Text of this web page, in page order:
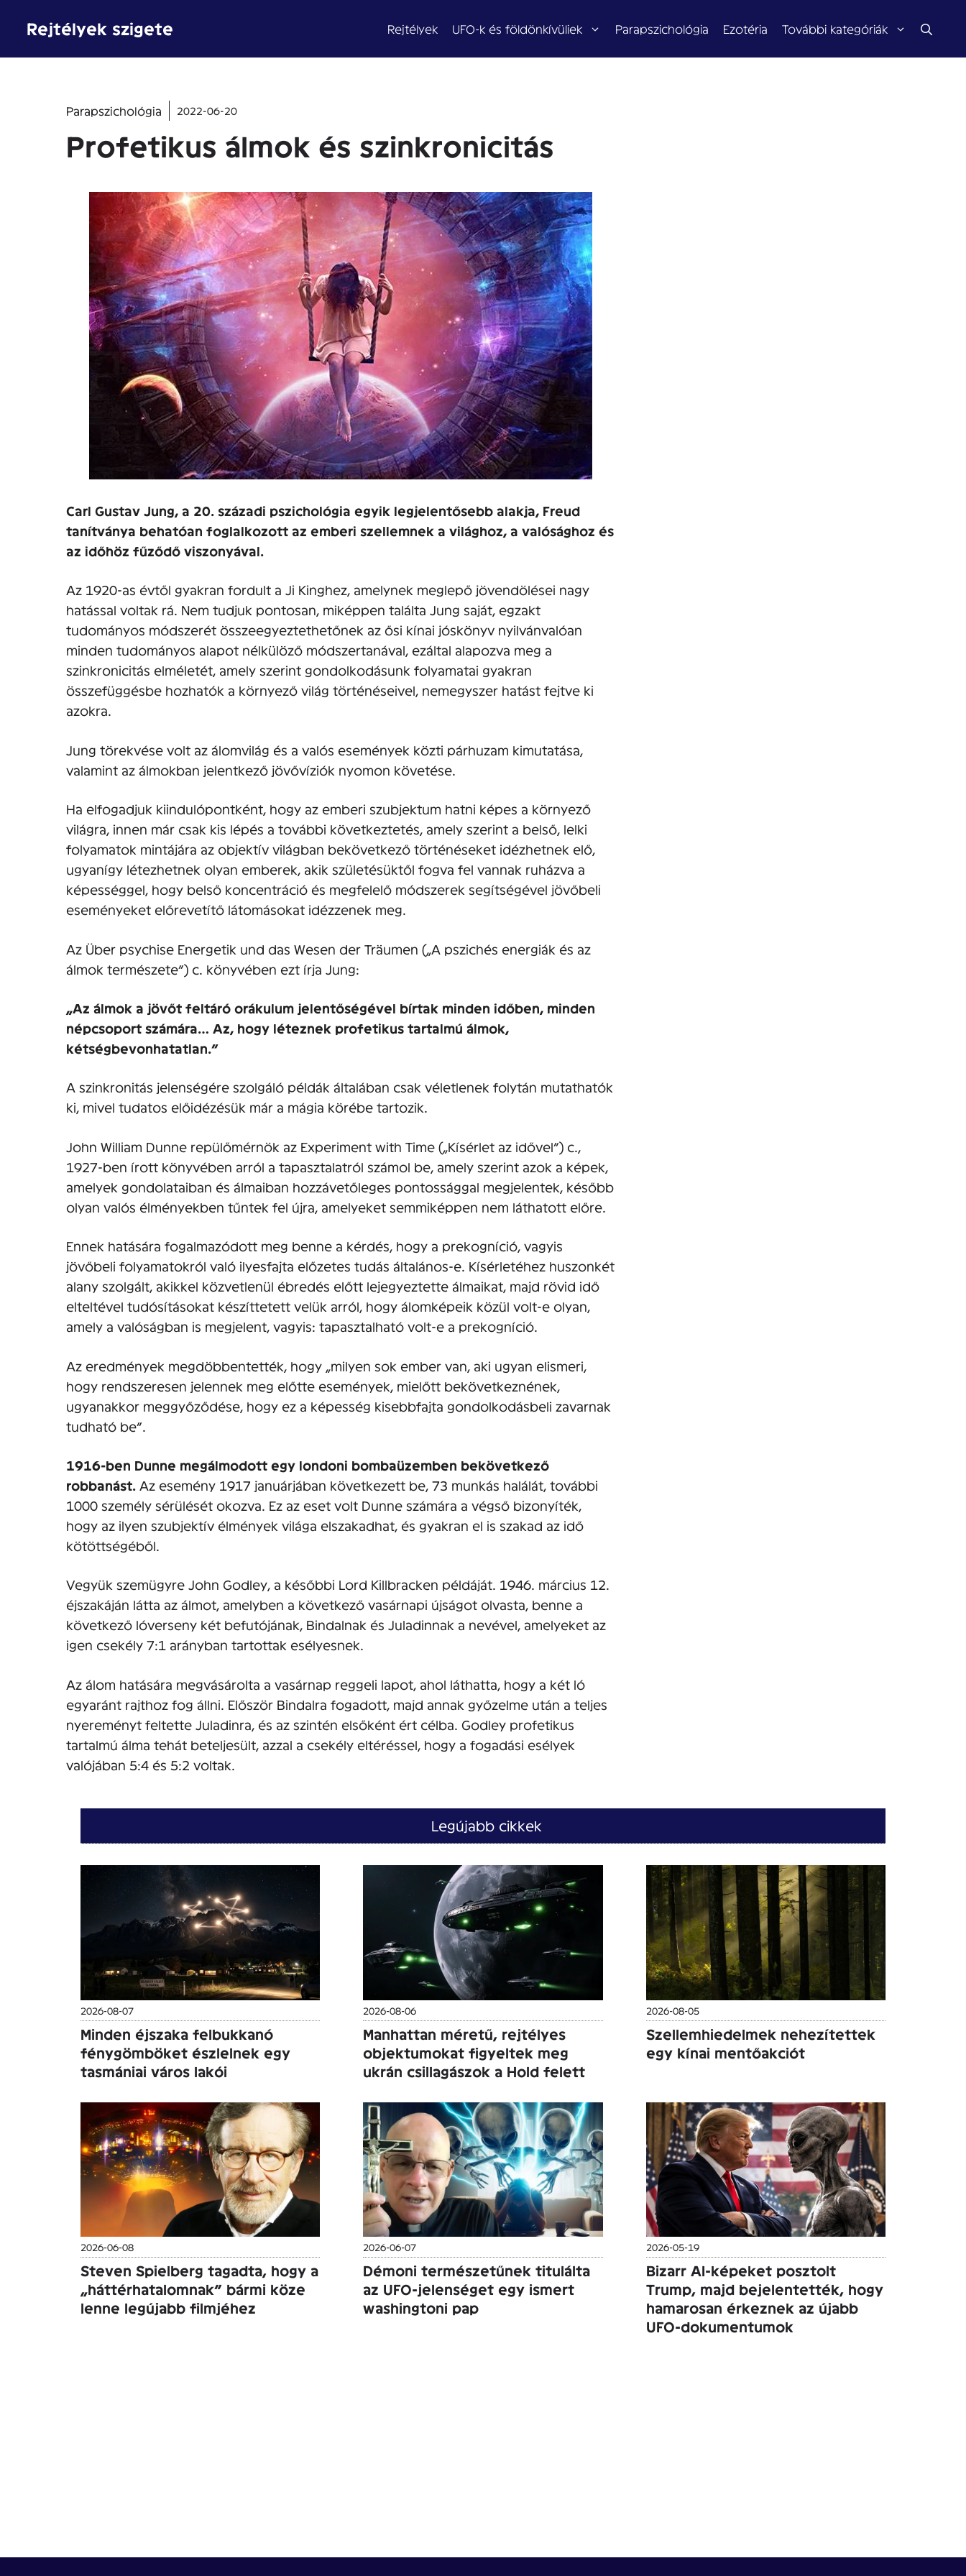
Rejtélyek szigete Rejtélyek UFO-k és földönkívüliek Parapszichológia Ezotéria További kategóriák
Parapszichológia 2022-06-20
Profetikus álmok és szinkronicitás
Carl Gustav Jung, a 20. századi pszichológia egyik legjelentősebb alakja, Freud
tanítványa behatóan foglalkozott az emberi szellemnek a világhoz, a valósághoz és
az időhöz fűződő viszonyával.
Az 1920-as évtől gyakran fordult a Ji Kinghez, amelynek meglepő jövendölései nagy
hatással voltak rá. Nem tudjuk pontosan, miképpen találta Jung saját, egzakt
tudományos módszerét összeegyeztethetőnek az ősi kínai jóskönyv nyilvánvalóan
minden tudományos alapot nélkülöző módszertanával, ezáltal alapozva meg a
szinkronicitás elméletét, amely szerint gondolkodásunk folyamatai gyakran
összefüggésbe hozhatók a környező világ történéseivel, nemegyszer hatást fejtve ki
azokra.
Jung törekvése volt az álomvilág és a valós események közti párhuzam kimutatása,
valamint az álmokban jelentkező jövővíziók nyomon követése.
Ha elfogadjuk kiindulópontként, hogy az emberi szubjektum hatni képes a környező
világra, innen már csak kis lépés a további következtetés, amely szerint a belső, lelki
folyamatok mintájára az objektív világban bekövetkező történéseket idézhetnek elő,
ugyanígy létezhetnek olyan emberek, akik születésüktől fogva fel vannak ruházva a
képességgel, hogy belső koncentráció és megfelelő módszerek segítségével jövőbeli
eseményeket előrevetítő látomásokat idézzenek meg.
Az Über psychise Energetik und das Wesen der Träumen („A pszichés energiák és az
álmok természete”) c. könyvében ezt írja Jung:
„Az álmok a jövőt feltáró orákulum jelentőségével bírtak minden időben, minden
népcsoport számára… Az, hogy léteznek profetikus tartalmú álmok,
kétségbevonhatatlan.”
A szinkronitás jelenségére szolgáló példák általában csak véletlenek folytán mutathatók
ki, mivel tudatos előidézésük már a mágia körébe tartozik.
John William Dunne repülőmérnök az Experiment with Time („Kísérlet az idővel”) c.,
1927-ben írott könyvében arról a tapasztalatról számol be, amely szerint azok a képek,
amelyek gondolataiban és álmaiban hozzávetőleges pontossággal megjelentek, később
olyan valós élményekben tűntek fel újra, amelyeket semmiképpen nem láthatott előre.
Ennek hatására fogalmazódott meg benne a kérdés, hogy a prekogníció, vagyis
jövőbeli folyamatokról való ilyesfajta előzetes tudás általános-e. Kísérletéhez huszonkét
alany szolgált, akikkel közvetlenül ébredés előtt lejegyeztette álmaikat, majd rövid idő
elteltével tudósításokat készíttetett velük arról, hogy álomképeik közül volt-e olyan,
amely a valóságban is megjelent, vagyis: tapasztalható volt-e a prekogníció.
Az eredmények megdöbbentették, hogy „milyen sok ember van, aki ugyan elismeri,
hogy rendszeresen jelennek meg előtte események, mielőtt bekövetkeznének,
ugyanakkor meggyőződése, hogy ez a képesség kisebbfajta gondolkodásbeli zavarnak
tudható be”.
1916-ben Dunne megálmodott egy londoni bombaüzemben bekövetkező
robbanást. Az esemény 1917 januárjában következett be, 73 munkás halálát, további
1000 személy sérülését okozva. Ez az eset volt Dunne számára a végső bizonyíték,
hogy az ilyen szubjektív élmények világa elszakadhat, és gyakran el is szakad az idő
kötöttségéből.
Vegyük szemügyre John Godley, a későbbi Lord Killbracken példáját. 1946. március 12.
éjszakáján látta az álmot, amelyben a következő vasárnapi újságot olvasta, benne a
következő lóverseny két befutójának, Bindalnak és Juladinnak a nevével, amelyeket az
igen csekély 7:1 arányban tartottak esélyesnek.
Az álom hatására megvásárolta a vasárnap reggeli lapot, ahol láthatta, hogy a két ló
egyaránt rajthoz fog állni. Először Bindalra fogadott, majd annak győzelme után a teljes
nyereményt feltette Juladinra, és az szintén elsőként ért célba. Godley profetikus
tartalmú álma tehát beteljesült, azzal a csekély eltéréssel, hogy a fogadási esélyek
valójában 5:4 és 5:2 voltak.
Legújabb cikkek
2026-08-07
Minden éjszaka felbukkanó
fénygömböket észlelnek egy
tasmániai város lakói
2026-08-06
Manhattan méretű, rejtélyes
objektumokat figyeltek meg
ukrán csillagászok a Hold felett
2026-08-05
Szellemhiedelmek nehezítettek
egy kínai mentőakciót
2026-06-08
Steven Spielberg tagadta, hogy a
„háttérhatalomnak” bármi köze
lenne legújabb filmjéhez
2026-06-07
Démoni természetűnek titulálta
az UFO-jelenséget egy ismert
washingtoni pap
2026-05-19
Bizarr AI-képeket posztolt
Trump, majd bejelentették, hogy
hamarosan érkeznek az újabb
UFO-dokumentumok